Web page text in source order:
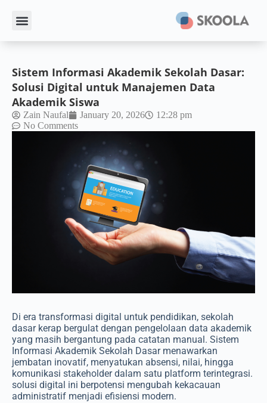
Sistem Informasi Akademik Sekolah Dasar:
Solusi Digital untuk Manajemen Data
Akademik Siswa
Zain Naufal January 20, 2026
12:28 pm
No Comments
Di era transformasi digital untuk pendidikan, sekolah
dasar kerap bergulat dengan pengelolaan data akademik
yang masih bergantung pada catatan manual. Sistem
Informasi Akademik Sekolah Dasar menawarkan
jembatan inovatif, menyatukan absensi, nilai, hingga
komunikasi stakeholder dalam satu platform terintegrasi.
solusi digital ini berpotensi mengubah kekacauan
administratif menjadi efisiensi modern.